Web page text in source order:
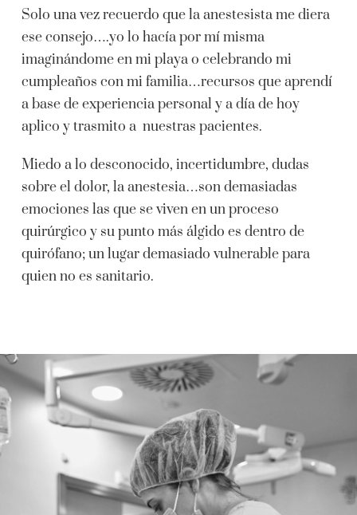
Solo una vez recuerdo que la anestesista me diera
ese consejo….yo lo hacía por mí misma
imaginándome en mi playa o celebrando mi
cumpleaños con mi familia…recursos que aprendí
a base de experiencia personal y a día de hoy
aplico y trasmito a nuestras pacientes.
Miedo a lo desconocido, incertidumbre, dudas
sobre el dolor, la anestesia…son demasiadas
emociones las que se viven en un proceso
quirúrgico y su punto más álgido es dentro de
quirófano; un lugar demasiado vulnerable para
quien no es sanitario.